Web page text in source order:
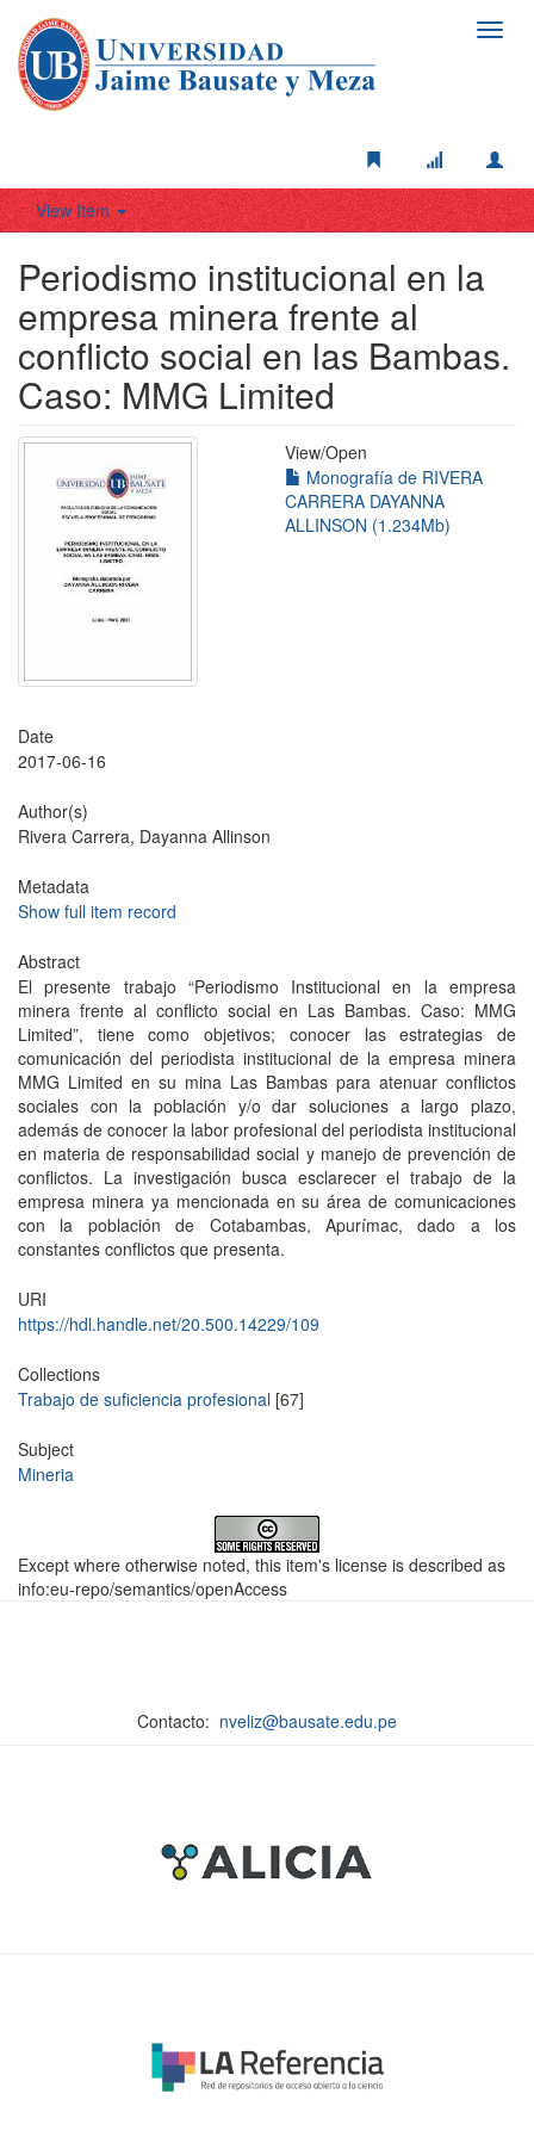
View Item
Periodismo institucional en la
empresa minera frente al
conflicto social en las Bambas.
Caso: MMG Limited
View/Open
Monografía de RIVERA
CARRERA DAYANNA
ALLINSON (1.234Mb)
Date
2017-06-16
Author(s)
Rivera Carrera, Dayanna Allinson
Metadata
Show full item record
Abstract
El presente trabajo “Periodismo Institucional en la empresa
minera frente al conflicto social en Las Bambas. Caso: MMG
Limited”, tiene como objetivos; conocer las estrategias de
comunicación del periodista institucional de la empresa minera
MMG Limited en su mina Las Bambas para atenuar conflictos
sociales con la población y/o dar soluciones a largo plazo,
además de conocer la labor profesional del periodista institucional
en materia de responsabilidad social y manejo de prevención de
conflictos. La investigación busca esclarecer el trabajo de la
empresa minera ya mencionada en su área de comunicaciones
con la población de Cotabambas, Apurímac, dado a los
constantes conflictos que presenta.
URI
https://hdl.handle.net/20.500.14229/109
Collections
Trabajo de suficiencia profesional [67]
Subject
Mineria
Except where otherwise noted, this item's license is described as
info:eu-repo/semantics/openAccess
Contacto: nveliz@bausate.edu.pe